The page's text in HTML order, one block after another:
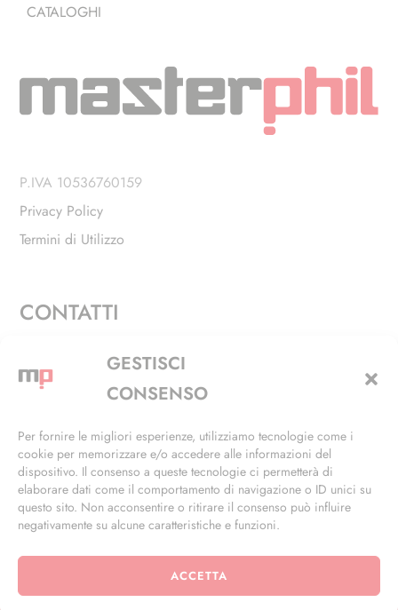
GESTISCI
CONSENSO
Per fornire le migliori esperienze, utilizziamo tecnologie come i
cookie per memorizzare e/o accedere alle informazioni del
dispositivo. Il consenso a queste tecnologie ci permetterà di
elaborare dati come il comportamento di navigazione o ID unici su
questo sito. Non acconsentire o ritirare il consenso può influire
negativamente su alcune caratteristiche e funzioni.
ACCETTA
CATALOGHI
P.IVA 10536760159
Privacy Policy
Termini di Utilizzo
CONTATTI
Via Alfieri, 27 - Trezzano Sul Naviglio (MI)
+39 02 4846 3155
info@masterphil.it